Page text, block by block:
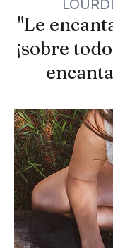
"Le
¡sobre